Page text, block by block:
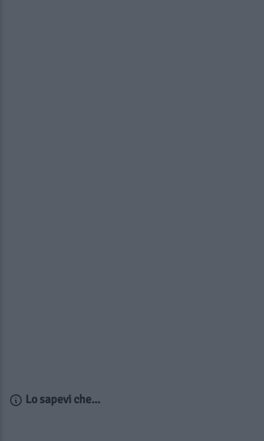
Lo sapevi che...